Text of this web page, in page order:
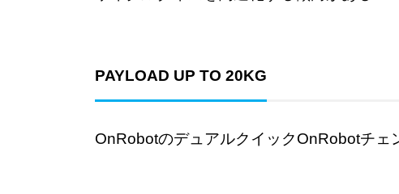
PAYLOAD UP TO 20KG
OnRobotのデュアルクイックOnRobotチェ